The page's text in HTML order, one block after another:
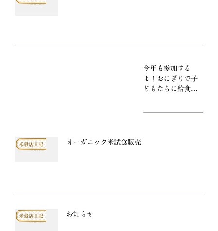
今年も参加する
よ！おにぎりで子
どもたちに給食を
米穀店日記 オーガニック米試食販売
米穀店日記 お知らせ